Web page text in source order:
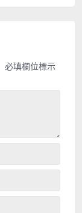
必填欄位標示